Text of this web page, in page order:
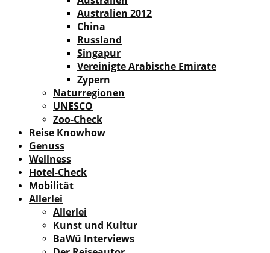
Australien 2012
China
Russland
Singapur
Vereinigte Arabische Emirate
Zypern
Naturregionen
UNESCO
Zoo-Check
Reise Knowhow
Genuss
Wellness
Hotel-Check
Mobilität
Allerlei
Allerlei
Kunst und Kultur
BaWü Interviews